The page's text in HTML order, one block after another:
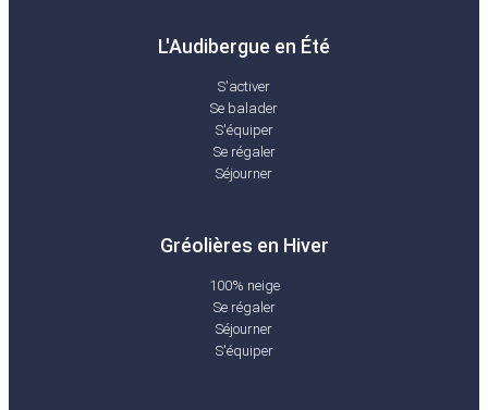
L'Audibergue en Été
S'activer
Se balader
S'équiper
Se régaler
Séjourner
Gréolières en Hiver
100% neige
Se régaler
Séjourner
S'équiper